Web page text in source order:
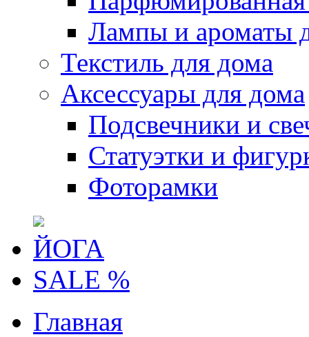
Лампы и ароматы
Текстиль для дома
Аксессуары для дома
Подсвечники и
Статуэтки и
Фоторамки
ЙОГА
SALE %
Главная